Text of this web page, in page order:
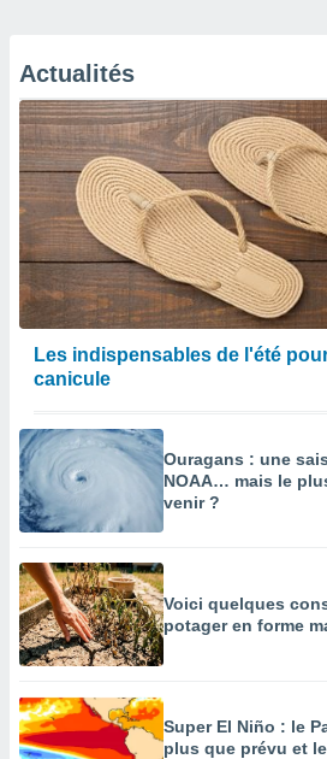
Actualités
Les indispensables de l'été
canicule
Ouragans : une
NOAA… mais le
venir ?
Voici quelques
potager en forme
Super El Niño : le
plus que prévu et